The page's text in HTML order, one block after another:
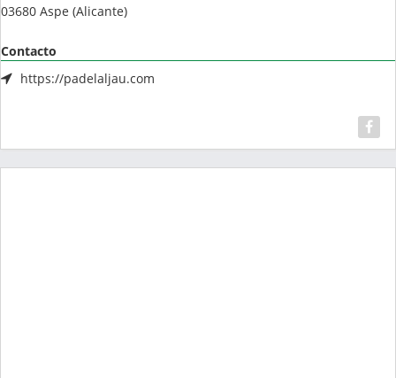
03680 Aspe (Alicante)
Contacto
https://padelaljau.com